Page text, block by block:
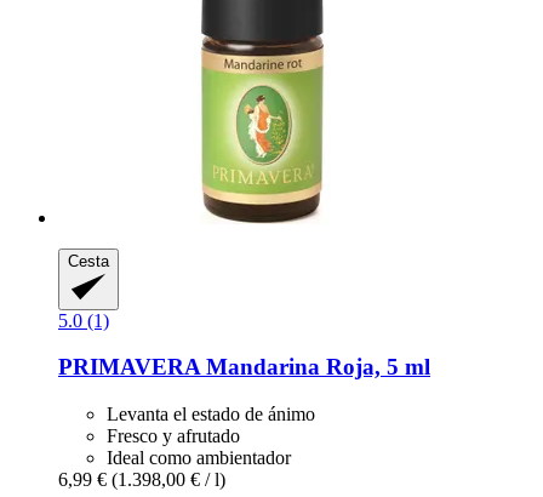
Cesta
5.0 (1)
PRIMAVERAMandarina Roja, 5 ml
Levanta el estado de ánimo
Fresco y afrutado
Ideal como ambientador
6,99 € (1.398,00 € / l)